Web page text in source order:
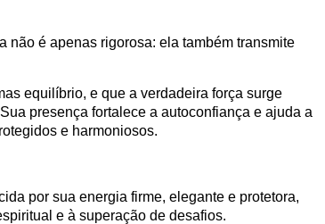
não é apenas rigorosa: ela também transmite
equilíbrio, e que a verdadeira força surge
presença fortalece a autoconfiança e ajuda a
e harmoniosos.
por sua energia firme, elegante e protetora,
e à superação de desafios.